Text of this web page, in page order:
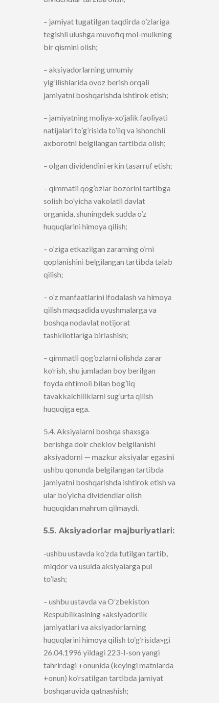
– jamiyat tugatilgan taqdirda o’zlariga
tegishli ulushga muvofiq mol-mulkning
bir qismini olish;
– aksiyadorlarning umumiy
yig’ilishlarida ovoz berish orqali
jamiyatni boshqarishda ishtirok etish;
– jamiyatning moliya-xo’jalik faoliyati
natijalari to’g’risida to’liq va ishonchli
axborotni belgilangan tartibda olish;
– olgan dividendini erkin tasarruf etish;
– qimmatli qog’ozlar bozorini tartibga
solish bo’yicha vakolatli davlat
organida, shuningdek sudda o’z
huquqlarini himoya qilish;
– o’ziga etkazilgan zararning o’rni
qoplanishini belgilangan tartibda talab
qilish;
– o’z manfaatlarini ifodalash va himoya
qilish maqsadida uyushmalarga va
boshqa nodavlat notijorat
tashkilotlariga birlashish;
– qimmatli qog’ozlarni olishda zarar
ko’rish, shu jumladan boy berilgan
foyda ehtimoli bilan bog’liq
tavakkalchiliklarni sug’urta qilish
huquqiga ega.
5.4. Aksiyalarni boshqa shaxsga
berishga doir cheklov belgilanishi
aksiyadorni — mazkur aksiyalar egasini
ushbu qonunda belgilangan tartibda
jamiyatni boshqarishda ishtirok etish va
ular bo’yicha dividendlar olish
huquqidan mahrum qilmaydi.
5.5. Aksiyadorlar majburiyatlari:
-ushbu ustavda ko’zda tutilgan tartib,
miqdor va usulda aksiyalarga pul
to’lash;
– ushbu ustavda va O’zbekiston
Respublikasining «aksiyadorlik
jamiyatlari va aksiyadorlarning
huquqlarini himoya qilish to’g’risida»gi
26.04.1996 yildagi 223-I-son yangi
tahrirdagi +onunida (keyingi matnlarda
+onun) ko’rsatilgan tartibda jamiyat
boshqaruvida qatnashish;